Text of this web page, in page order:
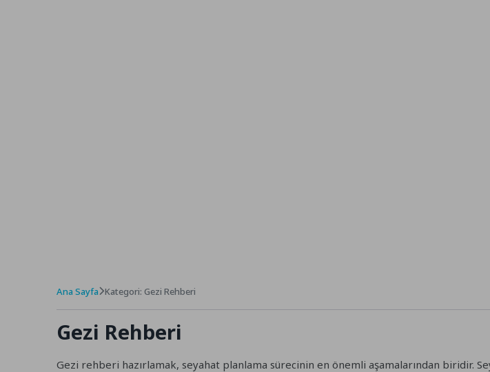
Ana Sayfa Kategori: Gezi Rehberi
Gezi Rehberi
Gezi rehberi hazırlamak, seyahat planlama sürecinin en önemli aşamalarından biridir.